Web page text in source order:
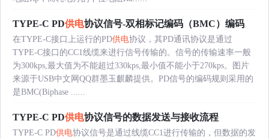
TYPE-C PD供电协议信号-双相标记编码（BMC）编码
在TYPE-C接口上运行的PD供电协议，其PD通讯协议是通过
TYPE-C接口的CC1线缆来进行信号传输的。信号的传输速率一般
为300kps,最大值为不能超过330kps,最小值不能小于270kps。图片
来源于USB中文网QQ群墨玉麒麟提供。PD信号的编码规则采用的
是BMC(Biphase ......
TYPE-C PD供电协议信号的数据发送与接收流程
TYPE-C PD供电协议信号是通过线缆CC1进行传输的，但数据的发